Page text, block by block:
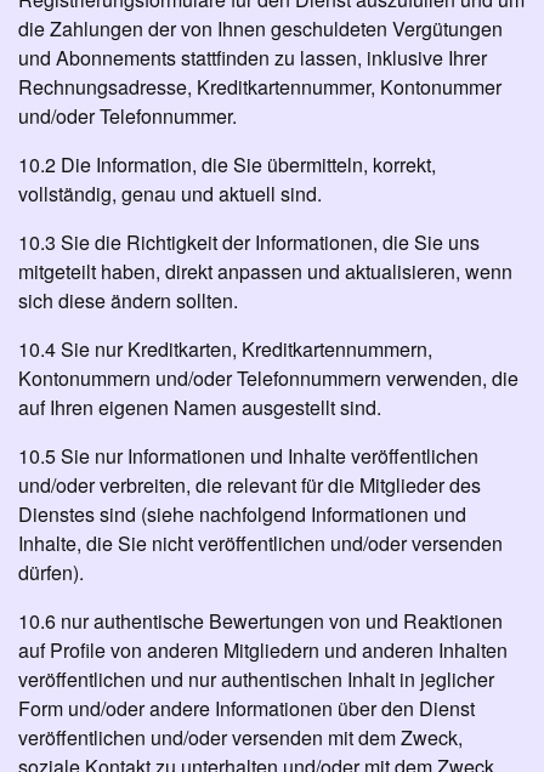
die Zahlungen der von Ihnen geschuldeten Vergütungen
und Abonnements stattfinden zu lassen, inklusive Ihrer
Rechnungsadresse, Kreditkartennummer, Kontonummer
und/oder Telefonnummer.
10.2 Die Information, die Sie übermitteln, korrekt,
vollständig, genau und aktuell sind.
10.3 Sie die Richtigkeit der Informationen, die Sie uns
mitgeteilt haben, direkt anpassen und aktualisieren, wenn
sich diese ändern sollten.
10.4 Sie nur Kreditkarten, Kreditkartennummern,
Kontonummern und/oder Telefonnummern verwenden, die
auf Ihren eigenen Namen ausgestellt sind.
10.5 Sie nur Informationen und Inhalte veröffentlichen
und/oder verbreiten, die relevant für die Mitglieder des
Dienstes sind (siehe nachfolgend Informationen und
Inhalte, die Sie nicht veröffentlichen und/oder versenden
dürfen).
10.6 nur authentische Bewertungen von und Reaktionen
auf Profile von anderen Mitgliedern und anderen Inhalten
veröffentlichen und nur authentischen Inhalt in jeglicher
Form und/oder andere Informationen über den Dienst
veröffentlichen und/oder versenden mit dem Zweck,